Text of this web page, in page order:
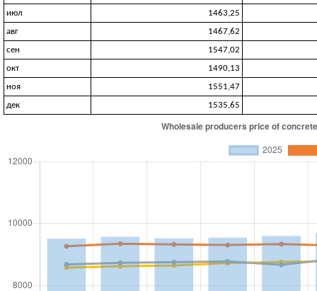
июл
1463,25
авг
1467,62
сен
1547,02
окт
1490,13
ноя
1551,47
дек
1535,65